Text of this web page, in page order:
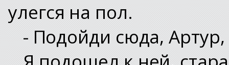
улегся на пол.
- Подойди сюда,